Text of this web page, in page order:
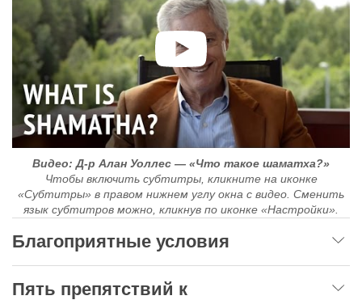
Видео: Д-р Алан Уоллес — «Что такое шаматха?»
Чтобы включить субтитры, кликните на иконке
«Субтитры» в правом нижнем углу окна с видео. Сменить
язык субтитров можно, кликнув по иконке «Настройки».
Благоприятные условия
Пять препятствий к